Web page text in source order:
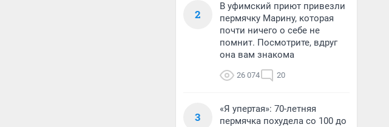
2
В уфимский приют привезли
пермячку Марину, которая
почти ничего о себе не
помнит. Посмотрите, вдруг
она вам знакома
26 074 20
3
«Я упертая»: 70-летняя
пермячка похудела со 100 до